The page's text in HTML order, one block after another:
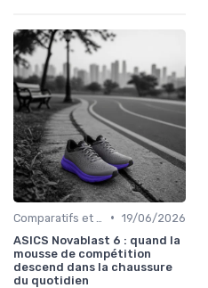
• 19/06/2026
ASICS Novablast 6 : quand la
mousse de compétition
descend dans la chaussure
du quotidien